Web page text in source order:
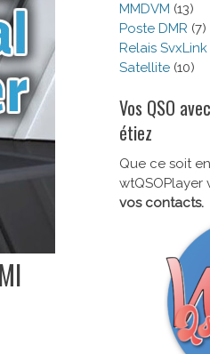
MMDVM (13)
Poste DMR (7)
Relais SvxLink
Satellite (10)
Vos QSO
étiez
Que ce soit en
wtQSOPlayer
vos contacts.